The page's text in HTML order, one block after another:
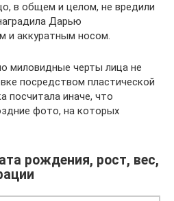
в общем и целом, не вредили
Дарью
и аккуратным носом.
миловидные черты лица не
посредством пластической
посчитала иначе, что
фото, на которых
рождения, рост, вес,